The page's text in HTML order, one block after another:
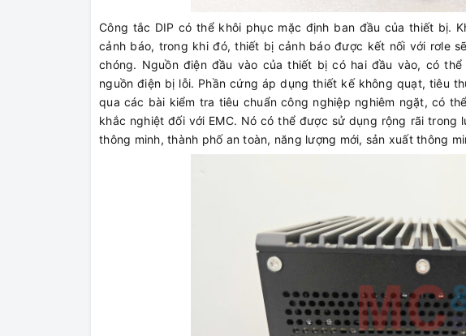
Công tắc DIP có thể khôi phục mặc định ban đầu của thiết bị.
cảnh báo, trong khi đó, thiết bị cảnh báo được kết nối với rơle
chóng. Nguồn điện đầu vào của thiết bị có hai đầu vào, có
nguồn điện bị lỗi. Phần cứng áp dụng thiết kế không quạt, tiêu
qua các bài kiểm tra tiêu chuẩn công nghiệp nghiêm ngặt, có
khắc nghiệt đối với EMC. Nó có thể được sử dụng rộng rãi
thông minh, thành phố an toàn, năng lượng mới, sản xuất thông